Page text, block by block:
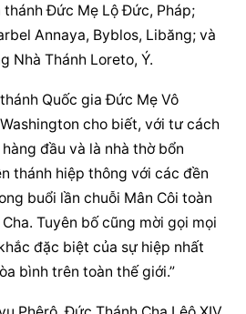
Đức Mẹ Lộ Đức, Pháp;
Annaya, Byblos, Libăng; và
Nhà Thánh Loreto, Ý.
Quốc gia Đức Mẹ Vô
cho biết, với tư cách
đầu và là nhà thờ bổn
thánh hiệp thông với các đền
buổi lần chuỗi Mân Côi toàn
Tuyên bố cũng mời gọi mọi
đặc biệt của sự hiệp nhất
bình trên toàn thế giới.”